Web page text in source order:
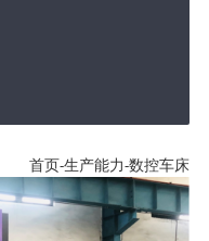
首页-生产能力-数控车床